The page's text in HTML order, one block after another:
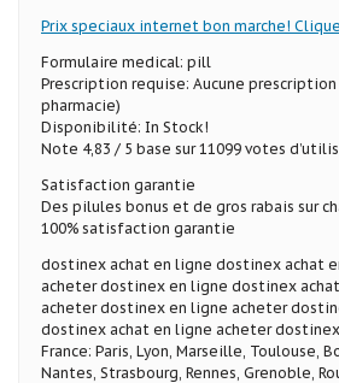
Prix speciaux internet bon marche!
Formulaire medical: pill
Prescription requise: Aucune
pharmacie)
Disponibilité: In Stock!
Note 4,83 / 5 base sur 11099 votes
Satisfaction garantie
Des pilules bonus et de gros rabais sur
100% satisfaction garantie
dostinex achat en ligne dostinex achat
acheter dostinex en ligne dostinex
acheter dostinex en ligne acheter
dostinex achat en ligne acheter
France: Paris, Lyon, Marseille, Toulouse,
Nantes, Strasbourg, Rennes, Grenoble,